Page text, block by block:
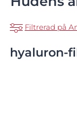
Filtrerad på
hyaluron-